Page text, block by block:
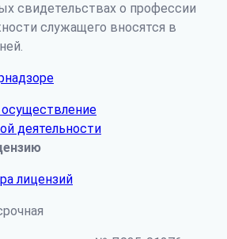
свидетельствах о профессии
служащего вносятся в